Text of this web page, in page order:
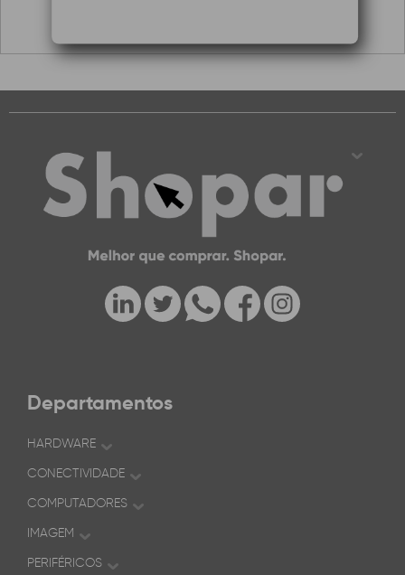
Departamentos
HARDWARE
CONECTIVIDADE
COMPUTADORES
IMAGEM
PERIFÉRICOS